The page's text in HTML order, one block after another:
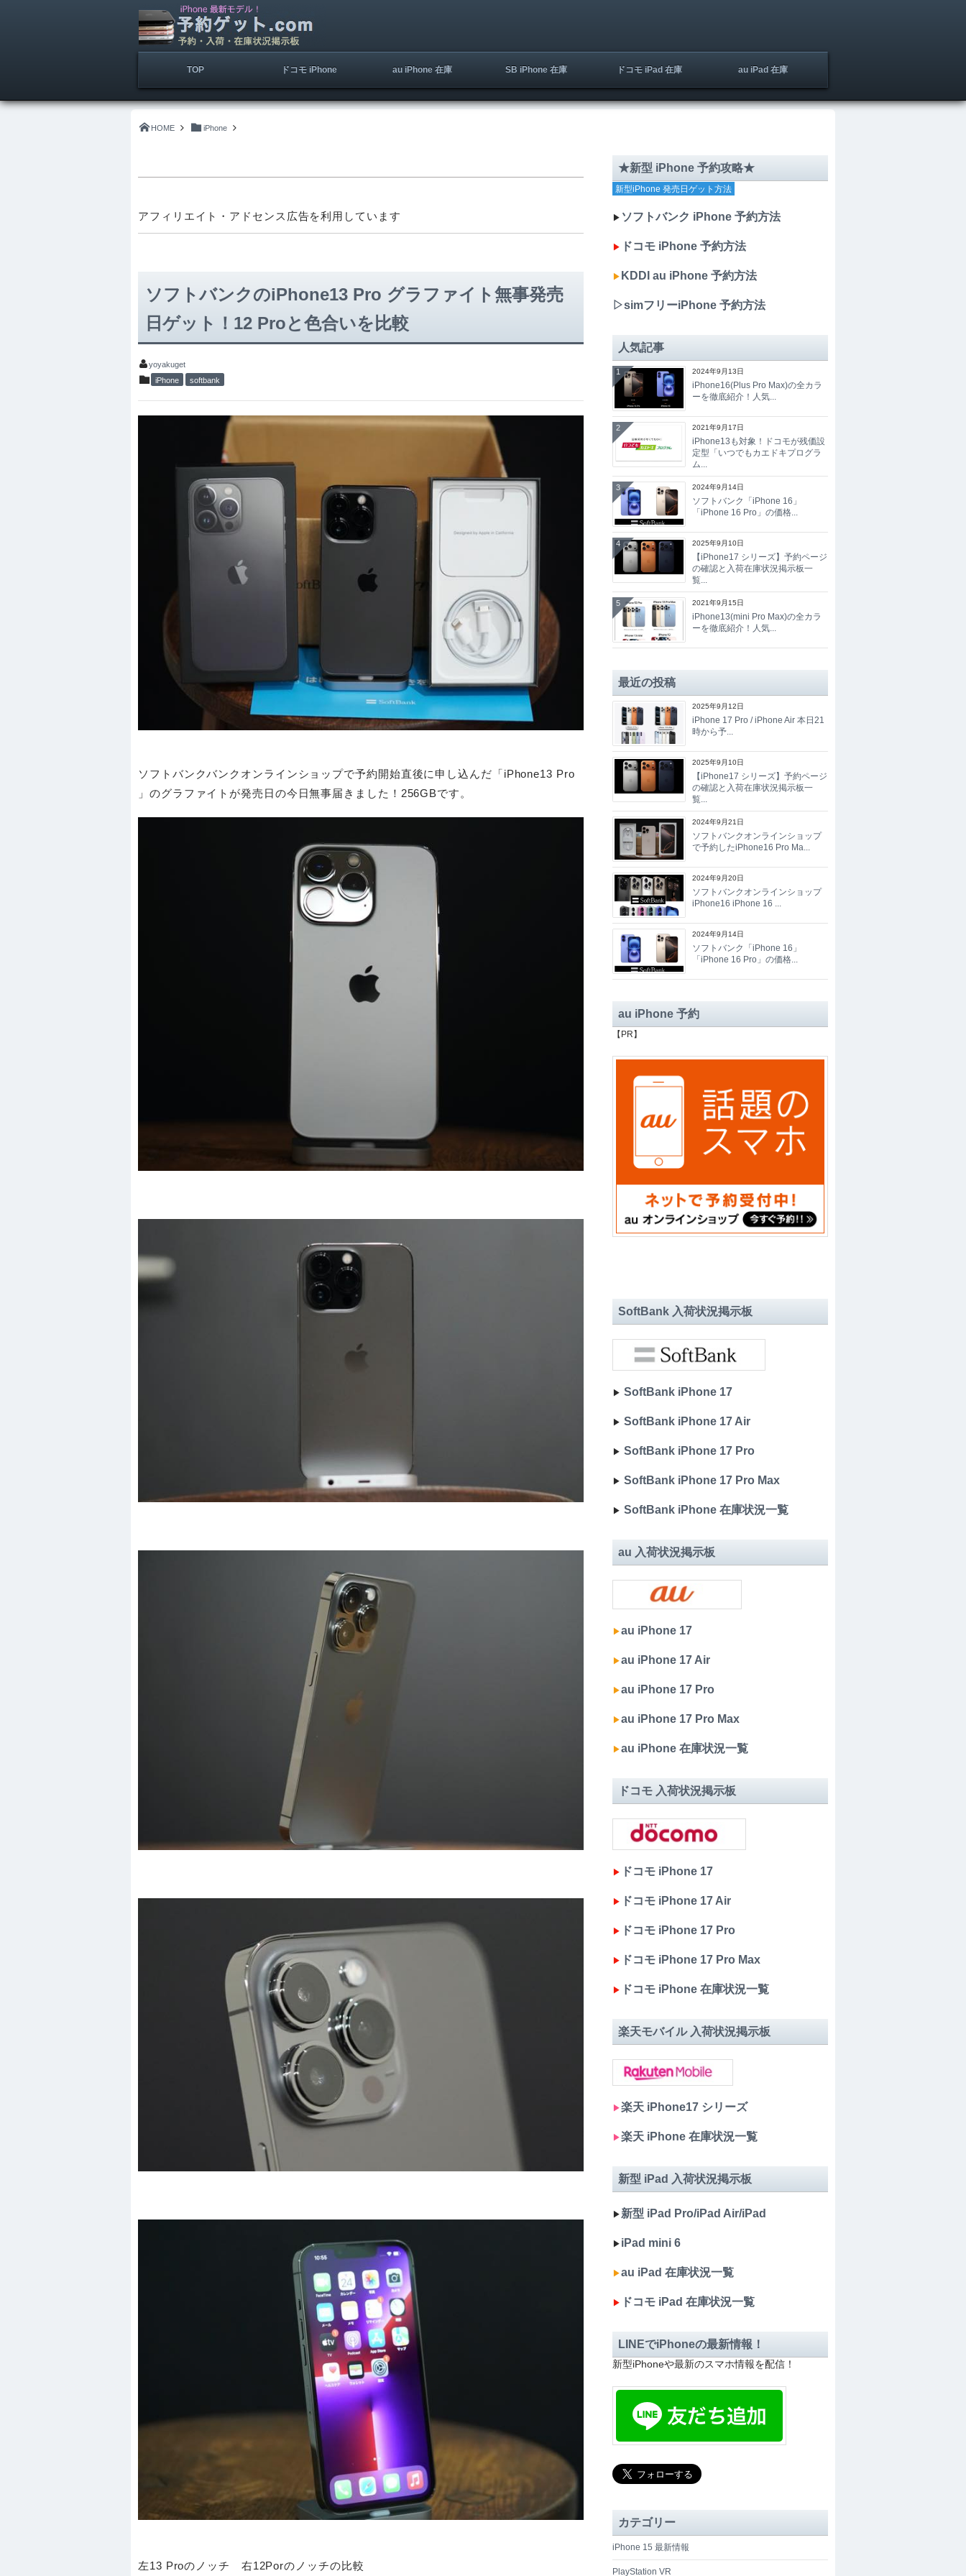
TOP ドコモ iPhone au iPhone 在庫 SB iPhone 在庫 ドコモ iPad 在庫 au iPad 在庫
HOME iPhone
アフィリエイト・アドセンス広告を利用しています
ソフトバンクのiPhone13 Pro グラファイト無事発売
日ゲット！12 Proと色合いを比較
yoyakuget
iPhone
softbank
ソフトバンクバンクオンラインショップで予約開始直後に申し込んだ「iPhone13 Pro
」のグラファイトが発売日の今日無事届きました！256GBです。
左13 Proのノッチ 右12Porのノッチの比較
★新型 iPhone 予約攻略★
新型iPhone 発売日ゲット方法
▶︎ ソフトバンク iPhone 予約方法
▶︎ ドコモ iPhone 予約方法
▶︎ KDDI au iPhone 予約方法
▷simフリーiPhone 予約方法
人気記事
2024年9月13日
iPhone16(Plus Pro Max)の全カラ
ーを徹底紹介！人気...
1
2021年9月17日
iPhone13も対象！ドコモが残価設
定型「いつでもカエドキプログラ
ム...
2
2024年9月14日
ソフトバンク「iPhone 16」
「iPhone 16 Pro」の価格...
3
2025年9月10日
【iPhone17 シリーズ】予約ページ
の確認と入荷在庫状況掲示板一
覧...
4
2021年9月15日
iPhone13(mini Pro Max)の全カラ
ーを徹底紹介！人気...
5
最近の投稿
2025年9月12日
iPhone 17 Pro / iPhone Air 本日21
時から予...
2025年9月10日
【iPhone17 シリーズ】予約ページ
の確認と入荷在庫状況掲示板一
覧...
2024年9月21日
ソフトバンクオンラインショップ
で予約したiPhone16 Pro Ma...
2024年9月20日
ソフトバンクオンラインショップ
iPhone16 iPhone 16 ...
2024年9月14日
ソフトバンク「iPhone 16」
「iPhone 16 Pro」の価格...
au iPhone 予約
【PR】
SoftBank 入荷状況掲示板
▶︎ SoftBank iPhone 17
▶︎ SoftBank iPhone 17 Air
▶︎ SoftBank iPhone 17 Pro
▶︎ SoftBank iPhone 17 Pro Max
▶︎ SoftBank iPhone 在庫状況一覧
au 入荷状況掲示板
▶︎au iPhone 17
▶︎au iPhone 17 Air
▶︎au iPhone 17 Pro
▶︎au iPhone 17 Pro Max
▶︎au iPhone 在庫状況一覧
ドコモ 入荷状況掲示板
▶︎ ドコモ iPhone 17
▶︎ ドコモ iPhone 17 Air
▶︎ ドコモ iPhone 17 Pro
▶︎ ドコモ iPhone 17 Pro Max
▶︎ ドコモ iPhone 在庫状況一覧
楽天モバイル 入荷状況掲示板
▶︎楽天 iPhone17 シリーズ
▶︎楽天 iPhone 在庫状況一覧
新型 iPad 入荷状況掲示板
▶︎新型 iPad Pro/iPad Air/iPad
▶︎ iPad mini 6
▶︎au iPad 在庫状況一覧
▶︎ ドコモ iPad 在庫状況一覧
LINEでiPhoneの最新情報！
新型iPhoneや最新のスマホ情報を配信！
カテゴリー
iPhone 15 最新情報
PlayStation VR